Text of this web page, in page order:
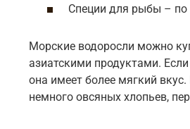
Специи для рыбы –
Морские водоросли можно
азиатскими продуктами.
она имеет более мягкий
немного овсяных хлопьев,